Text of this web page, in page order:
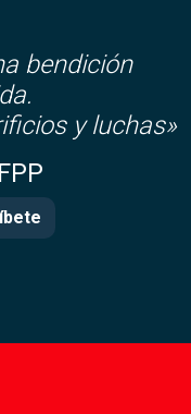
bendición
y luchas»